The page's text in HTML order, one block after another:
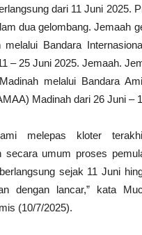
dari 11 Juni 2025.
dua gelombang. Jemaah
melalui Bandara
– 25 Juni 2025. Jemaah.
melalui Bandara
Madinah dari 26 Juni –
melepas kloter
secara umum proses
sejak 11 Juni
dengan lancar,” kata
(10/7/2025).